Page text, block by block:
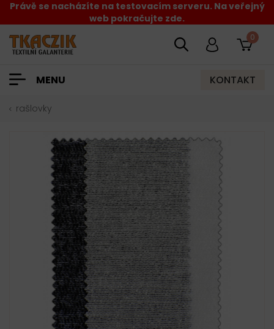
Právě se nacházíte na testovacím serveru. Na veřejný
web pokračujte zde.
0
MENU KONTAKT
rašlovky